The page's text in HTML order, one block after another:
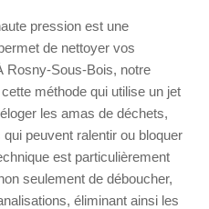
pression est une
de nettoyer vos
Rosny-Sous-Bois, notre
méthode qui utilise un jet
les amas de déchets,
peuvent ralentir ou bloquer
est particulièrement
seulement de déboucher,
éliminant ainsi les